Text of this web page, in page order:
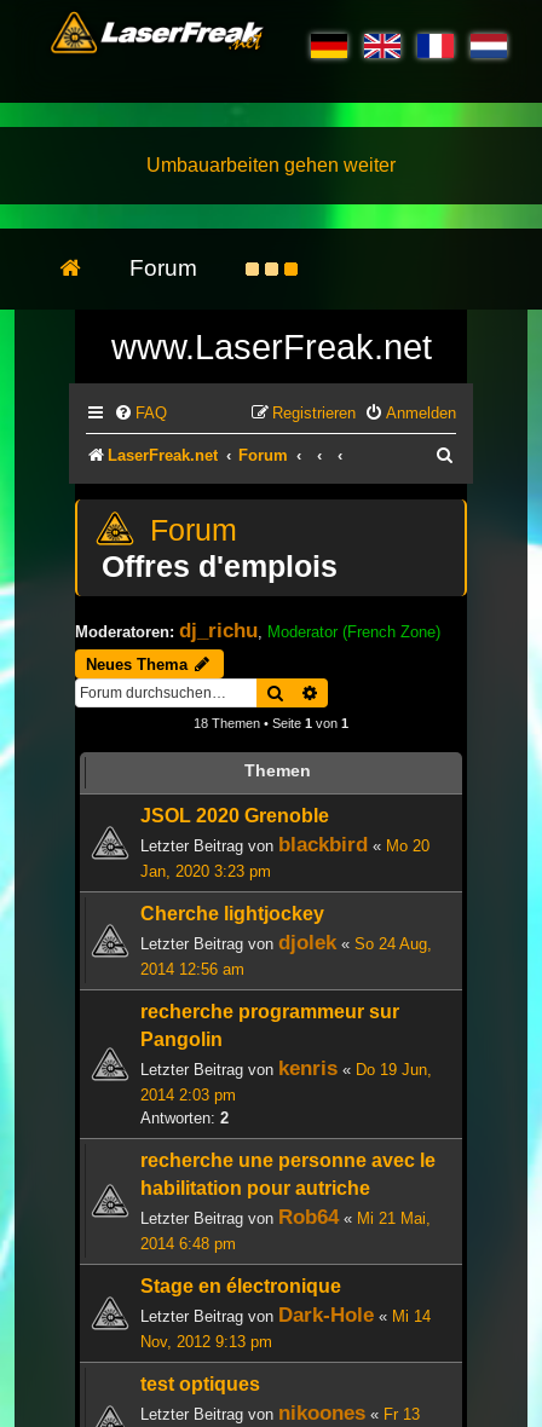
Umbauarbeiten gehen weiter
Forum
www.LaserFreak.net
FAQ Anmelden
Registrieren
LaserFreak.net Forum
Offres d'emplois
Moderatoren: dj_richu Moderator (French Zone)
Neues Thema
Suche
18 Themen • Seite 1 von 1
Themen
JSOL 2020 Grenoble
Letzter Beitrag von blackbird « Mo 20
Jan, 2020 3:23 pm
Cherche lightjockey
Letzter Beitrag von djolek« So 24 Aug,
2014 12:56 am
recherche programmeur sur
Pangolin
Letzter Beitrag von kenris « Do 19 Jun,
2014 2:03 pm
Antworten: 2
recherche une personne avec le
habilitation pour autriche
Letzter Beitrag von Rob64« Mi 21 Mai,
2014 6:48 pm
Stage en électronique
Letzter Beitrag von Dark-Hole « Mi 14
Nov, 2012 9:13 pm
test optiques
Letzter Beitrag von nikoones « Fr 13